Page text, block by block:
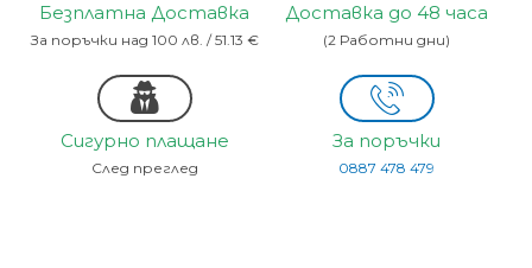
Безплатна Доставка
За поръчки над 100 лв. / 51.13 €
Доставка до 48 часа
(2 Работни дни)
Сигурно плащане
След преглед
За поръчки
0887 478 479